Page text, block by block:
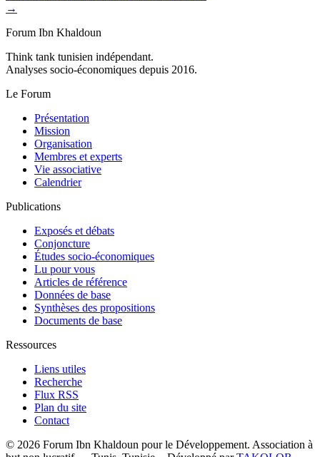
→
Forum Ibn Khaldoun
Think tank tunisien indépendant.
Analyses socio-économiques depuis 2016.
Le Forum
Présentation
Mission
Organisation
Membres et experts
Vie associative
Calendrier
Publications
Exposés et débats
Conjoncture
Études socio-économiques
Lu pour vous
Articles de référence
Données de base
Synthèses des propositions
Documents de base
Ressources
Liens utiles
Recherche
Flux RSS
Plan du site
Contact
© 2026 Forum Ibn Khaldoun pour le Développement. Association à